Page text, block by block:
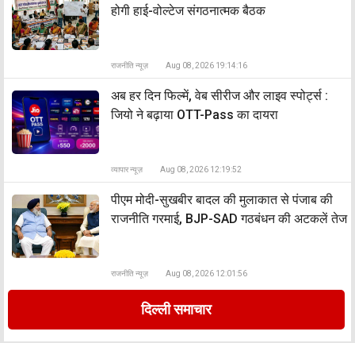
होगी हाई-वोल्टेज संगठनात्मक बैठक
राजनीति न्यूज़ Aug 08, 2026 19:14:16
अब हर दिन फिल्में, वेब सीरीज और लाइव स्पोर्ट्स :
जियो ने बढ़ाया OTT-Pass का दायरा
व्यापार न्यूज़ Aug 08, 2026 12:19:52
पीएम मोदी-सुखबीर बादल की मुलाकात से पंजाब की
राजनीति गरमाई, BJP-SAD गठबंधन की अटकलें तेज
राजनीति न्यूज़ Aug 08, 2026 12:01:56
दिल्ली समाचार